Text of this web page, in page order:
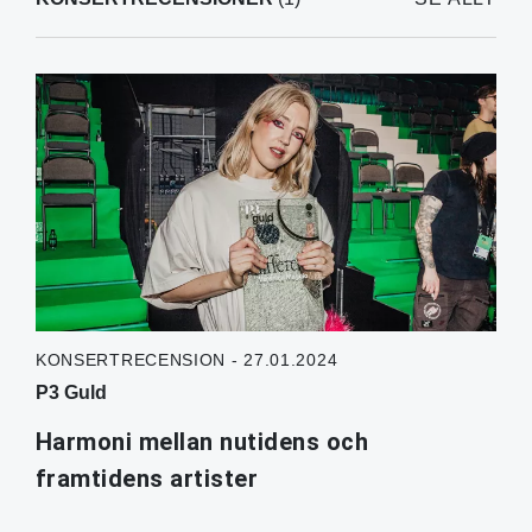
KONSERTRECENSION - 27.01.2024
P3 Guld
Harmoni mellan nutidens och
framtidens artister